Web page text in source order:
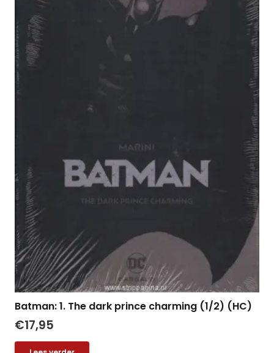
Batman: 1. The dark prince charming (1/2) (HC)
€17,95